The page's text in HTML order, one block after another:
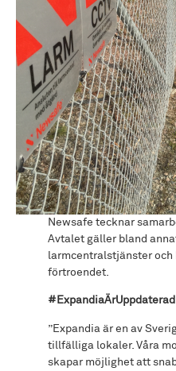
Newsafe tecknar
Avtalet gäller bland
larmcentralstjänster och
förtroendet.
#ExpandiaÄrUppdaterad
”Expandia är en av
tillfälliga lokaler. Våra
skapar möjlighet att